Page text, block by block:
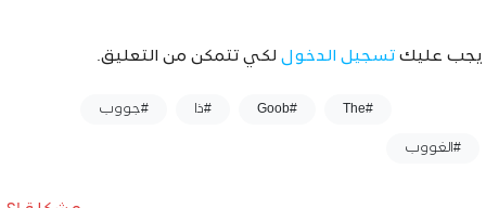
يجب عليك تسجيل الدخول لكي تتمكن من التعليق.
#The
#Goob #ذا #جووب
#الغووب